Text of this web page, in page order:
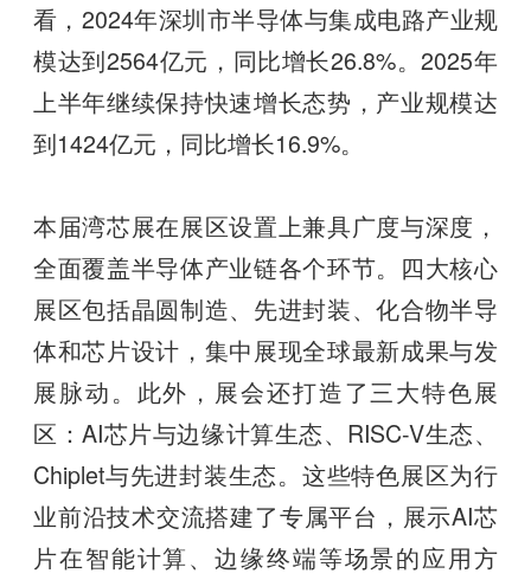
看，2024年深圳市半导体与集成电路产业规
模达到2564亿元，同比增长26.8%。2025年
上半年继续保持快速增长态势，产业规模达
到1424亿元，同比增长16.9%。
本届湾芯展在展区设置上兼具广度与深度，
全面覆盖半导体产业链各个环节。四大核心
展区包括晶圆制造、先进封装、化合物半导
体和芯片设计，集中展现全球最新成果与发
展脉动。此外，展会还打造了三大特色展
区：AI芯片与边缘计算生态、RISC-V生态、
Chiplet与先进封装生态。这些特色展区为行
业前沿技术交流搭建了专属平台，展示AI芯
片在智能计算、边缘终端等场景的应用方